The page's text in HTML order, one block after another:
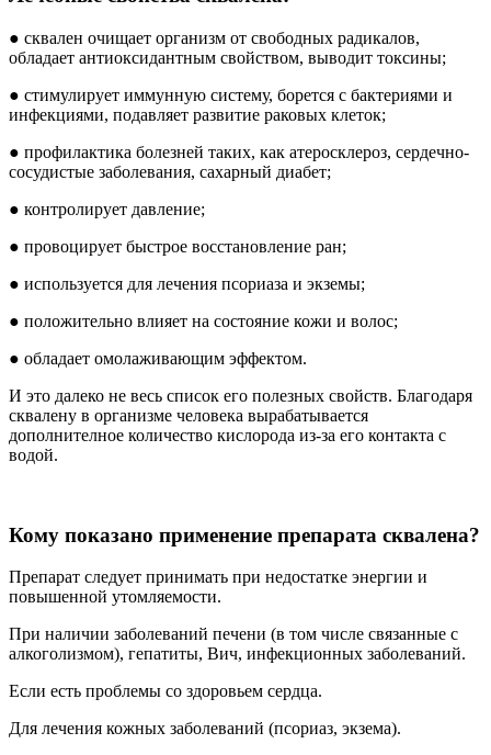
● сквален очищает организм от свободных радикалов,
обладает антиоксидантным свойством, выводит токсины;
● стимулирует иммунную систему, борется с бактериями и
инфекциями, подавляет развитие раковых клеток;
● профилактика болезней таких, как атеросклероз, сердечно-
сосудистые заболевания, сахарный диабет;
● контролирует давление;
● провоцирует быстрое восстановление ран;
● используется для лечения псориаза и экземы;
● положительно влияет на состояние кожи и волос;
● обладает омолаживающим эффектом.
И это далеко не весь список его полезных свойств. Благодаря
сквалену в организме человека вырабатывается
дополнителное количество кислорода из-за его контакта с
водой.
Кому показано применение препарата сквалена?
Препарат следует принимать при недостатке энергии и
повышенной утомляемости.
При наличии заболеваний печени (в том числе связанные с
алкоголизмом), гепатиты, Вич, инфекционных заболеваний.
Если есть проблемы со здоровьем сердца.
Для лечения кожных заболеваний (псориаз, экзема).